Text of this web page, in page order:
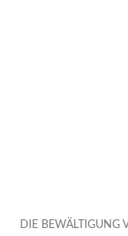
DIE BEWÄLTIGUNG